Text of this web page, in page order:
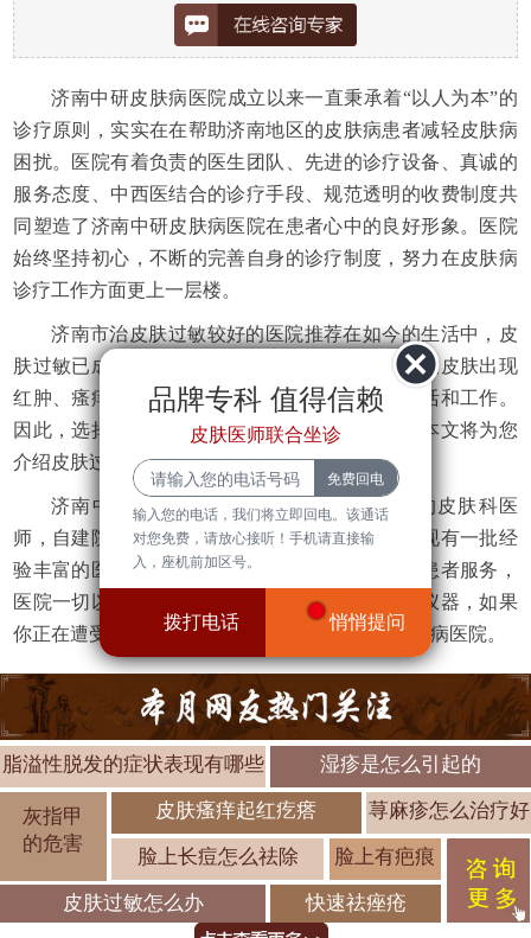
济南中研皮肤病医院成立以来一直秉承着“以人为本”的
诊疗原则，实实在在帮助济南地区的皮肤病患者减轻皮肤病
困扰。医院有着负责的医生团队、先进的诊疗设备、真诚的
服务态度、中西医结合的诊疗手段、规范透明的收费制度共
同塑造了济南中研皮肤病医院在患者心中的良好形象。医院
始终坚持初心，不断的完善自身的诊疗制度，努力在皮肤病
诊疗工作方面更上一层楼。
济南市治皮肤过敏较好的医院推荐在如今的生活中，皮
肤过敏已成为不少人面临的烦恼。过敏反应会导致皮肤出现
红肿、瘙痒、脱皮等不适症状，严重影响日常生活和工作。
因此，选择一家专业的医院进行诊治尤为重要。本文将为您
介绍皮肤过敏的基本常识以及在济南挂号...
济南中研皮肤病医院有一批临床经验丰富的皮肤科医
师，自建院以来就专注于各类皮肤疑难病，医院现有一批经
验丰富的医师团队长期坐诊，兢兢业业为皮肤病患者服务，
医院一切以患者为中心，不断引进先进的疗法和仪器，如果
你正在遭受皮肤病的困扰，不如选择济南中研皮肤病医院。
脂溢性脱发的症状表现有哪些 湿疹是怎么引起的
灰指甲
的危害
皮肤瘙痒起红疙瘩 荨麻疹怎么治疗好
脸上长痘怎么祛除 脸上有疤痕
皮肤过敏怎么办 快速祛痤疮
品牌专科 值得信赖
皮肤医师联合坐诊
输入您的电话，我们将立即回电。该通话
对您免费，请放心接听！手机请直接输
入，座机前加区号。
拨打电话 悄悄提问